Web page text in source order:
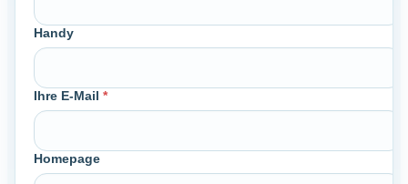
Handy
Ihre E-Mail *
Homepage